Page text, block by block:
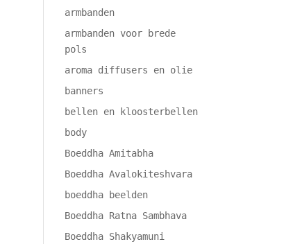
armbanden
armbanden voor brede
pols
aroma diffusers en olie
banners
bellen en kloosterbellen
body
Boeddha Amitabha
Boeddha Avalokiteshvara
boeddha beelden
Boeddha Ratna Sambhava
Boeddha Shakyamuni